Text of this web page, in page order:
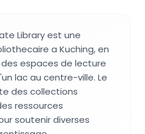
Library est une
a Kuching, en
des espaces de lecture
lac au centre-ville. Le
des collections
ressources
soutenir diverses